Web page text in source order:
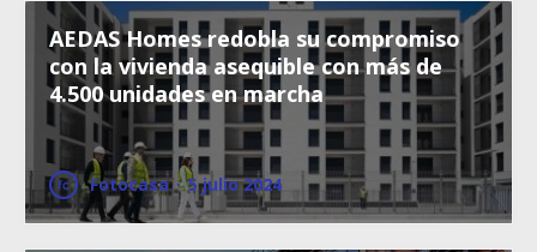
AEDAS Homes redobla su compromiso
con la vivienda asequible con más de
4.500 unidades en marcha
Fotocasa · 5 julio 2024